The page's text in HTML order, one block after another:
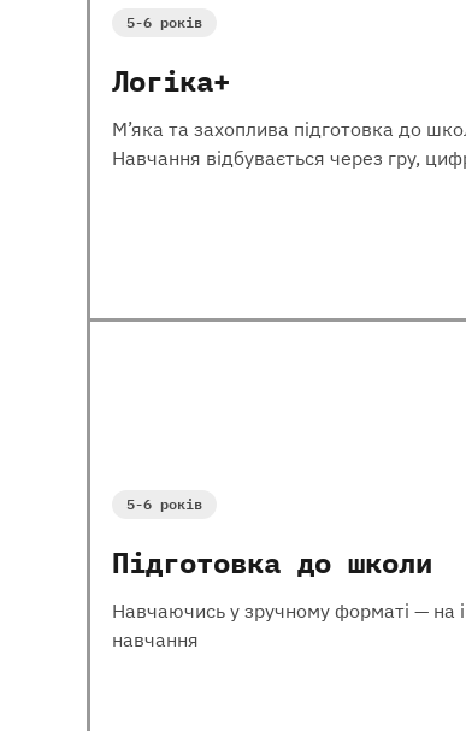
5-6 років
Логіка+
М’яка та захоплива підготовка до
Навчання відбувається через гру,
5-6 років
Підготовка до школи
Навчаючись у зручному форматі — на
навчання